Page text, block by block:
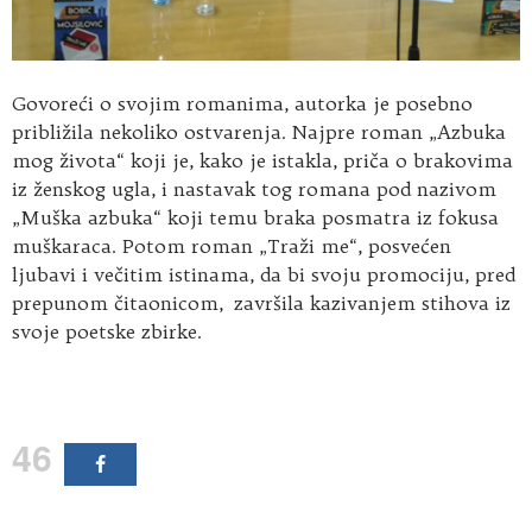
Govoreći o svojim romanima, autorka je posebno
približila nekoliko ostvarenja. Najpre roman „Azbuka
mog života“ koji je, kako je istakla, priča o brakovima
iz ženskog ugla, i nastavak tog romana pod nazivom
„Muška azbuka“ koji temu braka posmatra iz fokusa
muškaraca. Potom roman „Traži me“, posvećen
ljubavi i večitim istinama, da bi svoju promociju, pred
prepunom čitaonicom, završila kazivanjem stihova iz
svoje poetske zbirke.
46